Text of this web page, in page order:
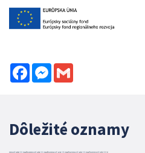
FacebookMessenger
Dôležité oznamy